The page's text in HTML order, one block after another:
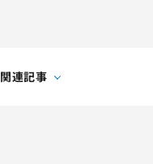
関連記事